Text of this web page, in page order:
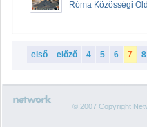
Róma Közösségi
első előző 4 5 6 7 8
© 2007 Copyright